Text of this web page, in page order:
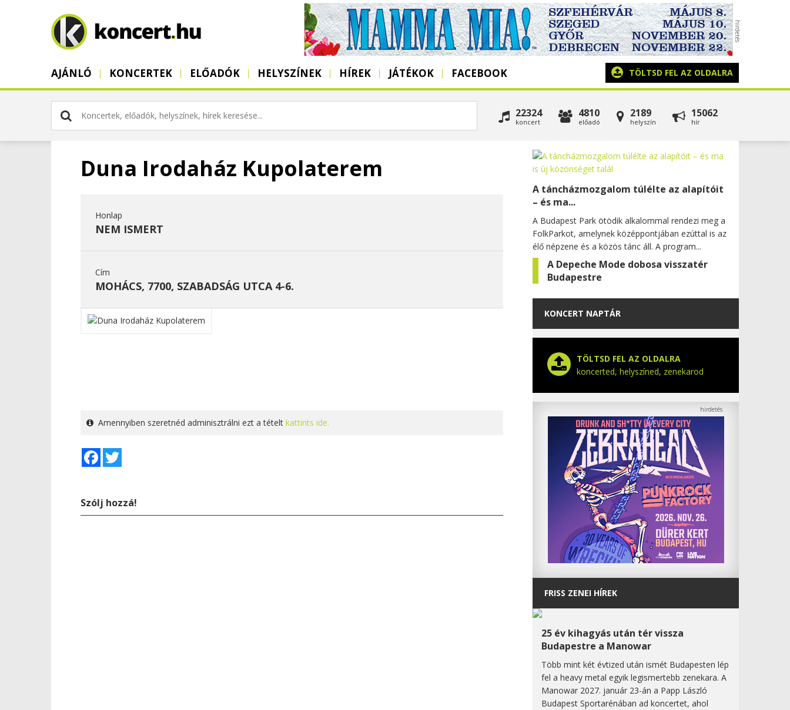
AJÁNLÓ KONCERTEK ELŐADÓK HELYSZÍNEK HÍREK JÁTÉKOK FACEBOOK TÖLTSD FEL AZ OLDALRA
22324
koncert
4810
előadó
2189
helyszín
15062
hír
Duna Irodaház Kupolaterem
Honlap
NEM ISMERT
Cím
MOHÁCS, 7700, SZABADSÁG UTCA 4-6.
Amennyiben szeretnéd adminisztrálni ezt a tételt kattints ide.
Facebook
Szólj hozzá!
A táncházmozgalom túlélte az alapítóit
– és ma...
A Budapest Park ötödik alkalommal rendezi meg a
FolkParkot, amelynek középpontjában ezúttal is az
élő népzene és a közös tánc áll. A program...
A Depeche Mode dobosa visszatér
Budapestre
KONCERT NAPTÁR
TÖLTSD FEL AZ OLDALRA
koncerted, helyszíned, zenekarod
FRISS ZENEI HÍREK
25 év kihagyás után tér vissza
Budapestre a Manowar
Több mint két évtized után ismét Budapesten lép
fel a heavy metal egyik legismertebb zenekara. A
Manowar 2027. január 23-án a Papp László
Budapest Sportarénában ad koncertet, ahol